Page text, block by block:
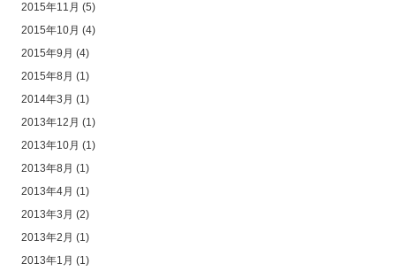
2015年11月 (5)
2015年10月 (4)
2015年9月 (4)
2015年8月 (1)
2014年3月 (1)
2013年12月 (1)
2013年10月 (1)
2013年8月 (1)
2013年4月 (1)
2013年3月 (2)
2013年2月 (1)
2013年1月 (1)